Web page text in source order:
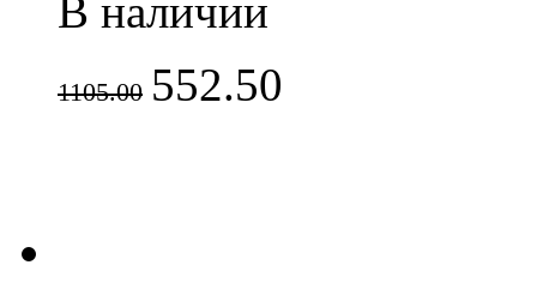
В наличии
1105.00 552.50